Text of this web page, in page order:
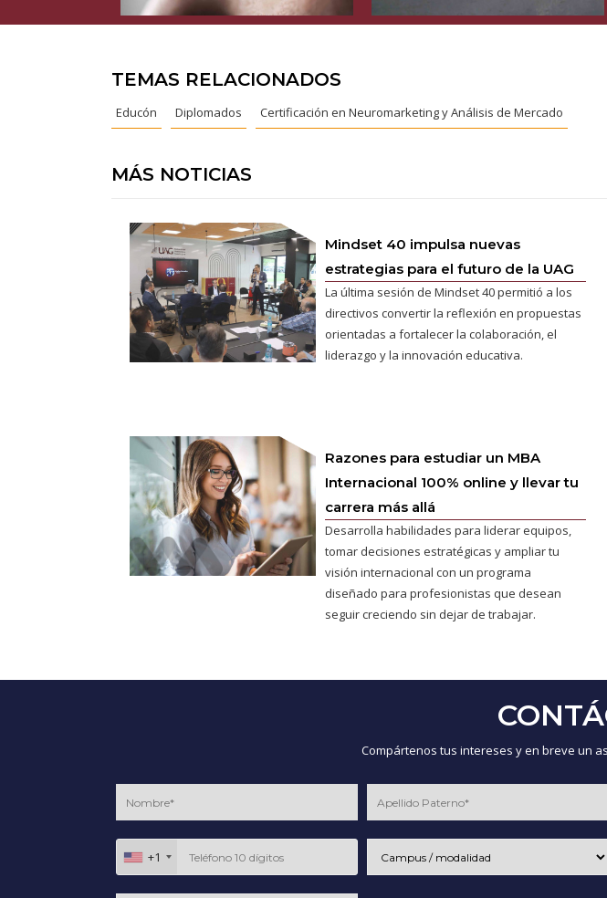
TEMAS RELACIONADOS
Educón Diplomados Certificación en Neuromarketing y Análisis de Mercado
MÁS NOTICIAS
Mindset 40 impulsa nuevas
estrategias para el futuro de la UAG
La última sesión de Mindset 40 permitió a los
directivos convertir la reflexión en propuestas
orientadas a fortalecer la colaboración, el
liderazgo y la innovación educativa.
Razones para estudiar un MBA
Internacional 100% online y llevar tu
carrera más allá
Desarrolla habilidades para liderar equipos,
tomar decisiones estratégicas y ampliar tu
visión internacional con un programa
diseñado para profesionistas que desean
seguir creciendo sin dejar de trabajar.
Compártenos tus intereses y en breve un
+1